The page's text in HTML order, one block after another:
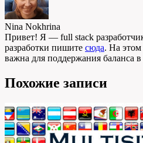
Nina Nokhrina
Привет! Я — full stack
разработки пишите сюда. На этом
важна для поддержания баланса
Похожие записи